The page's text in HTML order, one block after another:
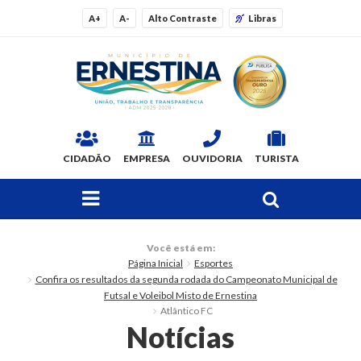
A+ A- Alto Contraste Libras
CIDADÃO EMPRESA OUVIDORIA TURISTA
Dados Gerais
Você está em:
Página Inicial
Esportes
Confira os resultados da segunda rodada do Campeonato Municipal de
Futsal e Voleibol Misto de Ernestina
Atlântico FC
Notícias